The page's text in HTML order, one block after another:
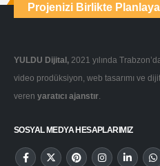
Projenizi Birlikte
YULDU Dijital, 2021 yılında
video prodüksiyon, web tasarımı ve
veren yaratıcı ajanstır
SOSYAL MEDYA HESAPLARIMIZ